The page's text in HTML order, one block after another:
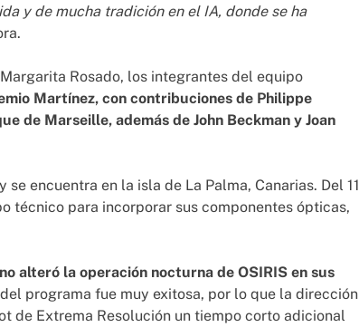
y de mucha tradición en el IA, donde se ha
Rosado, los integrantes del equipo
Martínez, con contribuciones de Philippe
de Marseille, además de John Beckman y Joan
y se encuentra en la isla de La Palma, Canarias. Del 11
técnico para incorporar sus componentes ópticas,
alteró la operación nocturna de OSIRIS en sus
programa fue muy exitosa, por lo que la dirección
de Extrema Resolución un tiempo corto adicional